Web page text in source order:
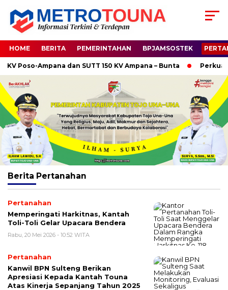
HOME BERITA PEMERINTAHAN BPJAMSOSTEK
Poso-Ampana dan SUTT 150 KV Ampana – Bunta Perkuat
Berita Pertanahan
Pertanahan
Memperingati Harkitnas, Kantah
Toli-Toli Gelar Upacara Bendera
Rabu, 20 Mei 2026 - 10:52 WITA
Pertanahan
Kanwil BPN Sulteng Berikan
Apresiasi Kepada Kantah Touna
Atas Kinerja Sepanjang Tahun 2025